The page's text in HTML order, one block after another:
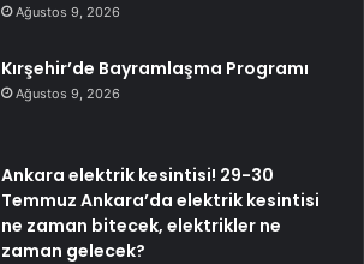
Ağustos 9, 2026
Kırşehir’de Bayramlaşma Programı
Ağustos 9, 2026
Ankara elektrik kesintisi! 29-30
Temmuz Ankara’da elektrik kesintisi
ne zaman bitecek, elektrikler ne
zaman gelecek?